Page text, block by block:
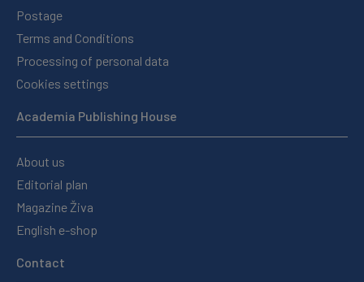
Postage
Terms and Conditions
Processing of personal data
Cookies settings
Academia Publishing House
About us
Editorial plan
Magazine Živa
English e-shop
Contact